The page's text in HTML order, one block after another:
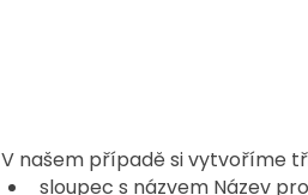
V našem případě si vytvoříme
sloupec s názvem Název